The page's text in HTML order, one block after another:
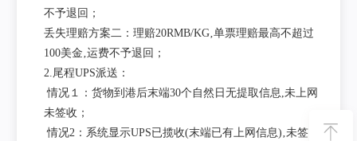
不予退回；
丢失理赔方案二：理赔20RMB/KG‚单票理赔最高不超过
100美金‚运费不予退回；
2.尾程UPS派送：
情况１：货物到港后末端30个自然日无提取信息,未上网
未签收；
情况2：系统显示UPS已揽收(末端已有上网信息)‚未签